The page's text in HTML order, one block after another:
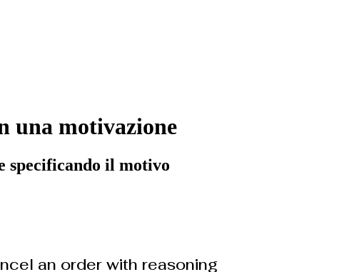
una motivazione
specificando il motivo